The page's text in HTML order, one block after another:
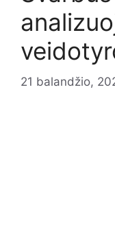
21 balandžio,